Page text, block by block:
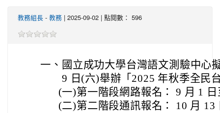
教務組長 - 教務 | 2025-09-02 | 點閱數： 596
一、 國立成功大學台灣語文測驗中心
9 日(六)舉辦「2025 年秋季全民
(一)第一階段網路報名： 9 月 1
(二)第二階段通訊報名： 10 月 13